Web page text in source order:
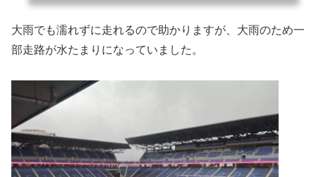
onnected by SoftBank 3階コンコース期間令和7年2月17日から時間帯午前7:00～...
大雨でも濡れずに走れるので助かりますが、大雨のため一
部走路が水たまりになっていました。